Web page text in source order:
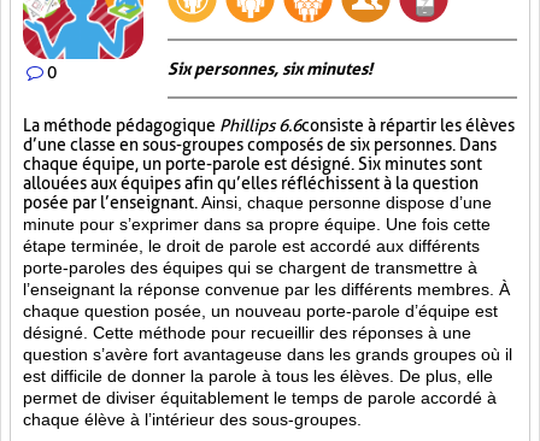
0 Six personnes, six minutes!
La méthode pédagogique Phillips 6.6consiste à répartir les élèves
d’une classe en sous-groupes composés de six personnes. Dans
chaque équipe, un porte-parole est désigné. Six minutes sont
allouées aux équipes afin qu’elles réfléchissent à la question
posée par l’enseignant. Ainsi, chaque personne dispose d’une
minute pour s’exprimer dans sa propre équipe. Une fois cette
étape terminée, le droit de parole est accordé aux différents
porte-paroles des équipes qui se chargent de transmettre à
l’enseignant la réponse convenue par les différents membres. À
chaque question posée, un nouveau porte-parole d’équipe est
désigné. Cette méthode pour recueillir des réponses à une
question s’avère fort avantageuse dans les grands groupes où il
est difficile de donner la parole à tous les élèves. De plus, elle
permet de diviser équitablement le temps de parole accordé à
chaque élève à l’intérieur des sous-groupes.